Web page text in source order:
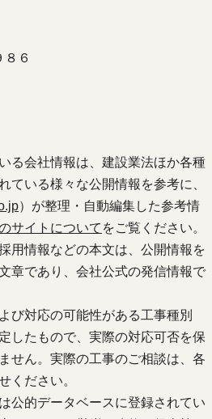
６
る会社情報は、建設業法ほか各種
ている様々な公開情報を参考に、
）が整理・自動編集した参考情
サイトについて をご覧ください。
用情報などの本文は、公開情報を
章であり、会社公式の発信情報で
び対応の可能性がある工事種別
したもので、実際の対応可否を保
せん。実際の工事のご相談は、各
ください。
公的データベースに登録されてい